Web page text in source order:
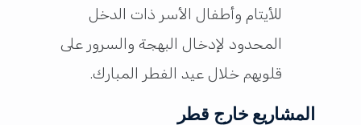
للأيتام وأطفال الأسر ذات الدخل
المحدود لإدخال البهجة والسرور على
قلوبهم خلال عيد الفطر المبارك.
المشاريع خارج قطر